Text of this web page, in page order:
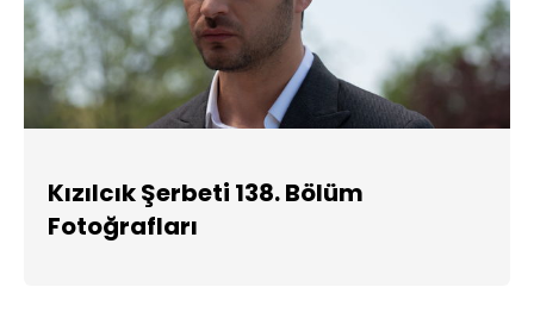
Kızılcık Şerbeti 138. Bölüm
Fotoğrafları